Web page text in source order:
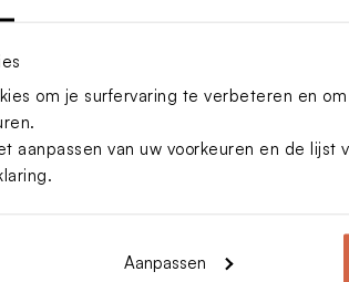
om je surfervaring te verbeteren en
aanpassen van uw voorkeuren en de lijst
.
Aanpassen